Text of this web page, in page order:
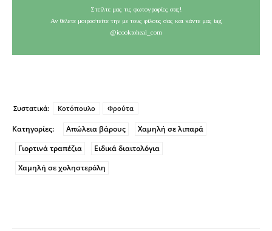
Στείλτε μας τις φωτογραφίες σας!
Αν θέλετε μοιραστείτε την με τους φίλους σας και κάντε μας tag
@icooktoheal_com
Συστατικά: Κοτόπουλο Φρούτα
Κατηγορίες: Απώλεια βάρους
Χαμηλή σε λιπαρά
Γιορτινά τραπέζια
Ειδικά διαιτολόγια
Χαμηλή σε χοληστερόλη